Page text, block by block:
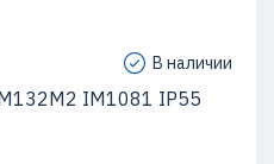
В наличии
IM1081 IP55